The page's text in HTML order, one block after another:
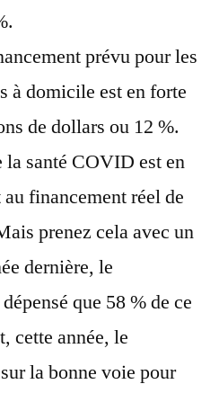
prévu pour les
à domicile est en forte
de dollars ou 12 %.
santé COVID est en
financement réel de
prenez cela avec un
dernière, le
que 58 % de ce
cette année, le
la bonne voie pour